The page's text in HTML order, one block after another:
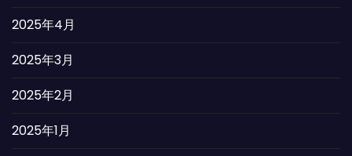
2025年4月
2025年3月
2025年2月
2025年1月